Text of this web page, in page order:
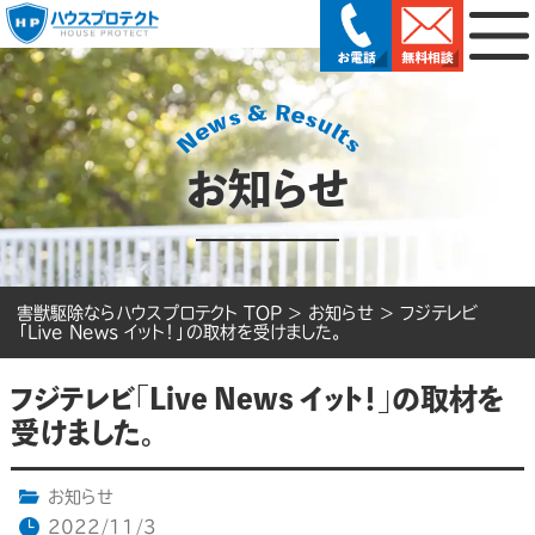
お知らせ
害獣駆除ならハウスプロテクト TOP > お知らせ > フジテレビ
「Live News イット！」の取材を受けました。
フジテレビ「Live News イット！」の取材を
受けました。
お知らせ
2022/11/3